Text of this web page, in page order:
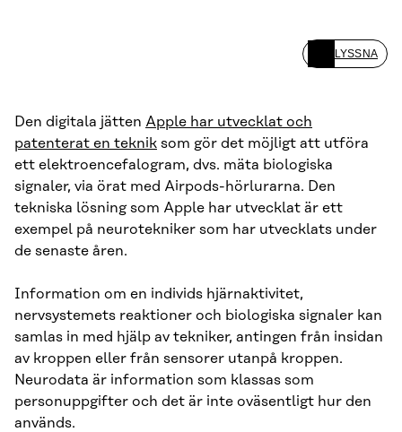
LYSSNA
Den digitala jätten Apple har utvecklat och
patenterat en teknik som gör det möjligt att utföra
ett elektroencefalogram, dvs. mäta biologiska
signaler, via örat med Airpods-hörlurarna. Den
tekniska lösning som Apple har utvecklat är ett
exempel på neurotekniker som har utvecklats under
de senaste åren.
Information om en individs hjärnaktivitet,
nervsystemets reaktioner och biologiska signaler kan
samlas in med hjälp av tekniker, antingen från insidan
av kroppen eller från sensorer utanpå kroppen.
Neurodata är information som klassas som
personuppgifter och det är inte oväsentligt hur den
används.